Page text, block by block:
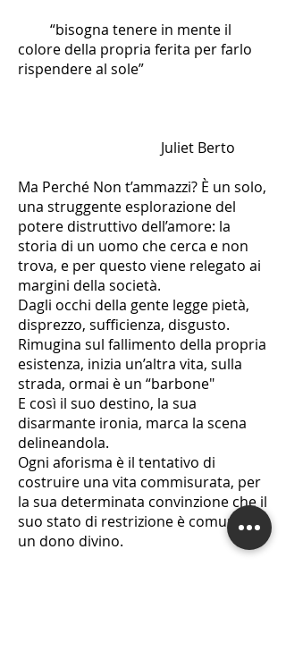
“bisogna tenere in mente il
colore della propria ferita per farlo
rispendere al sole”
Juliet Berto
Ma Perché Non t’ammazzi? È un solo,
una struggente esplorazione del
potere distruttivo dell’amore: la
storia di un uomo che cerca e non
trova, e per questo viene relegato ai
margini della società.
Dagli occhi della gente legge pietà,
disprezzo, sufficienza, disgusto.
Rimugina sul fallimento della propria
esistenza, inizia un’altra vita, sulla
strada, ormai è un “barbone"
E così il suo destino, la sua
disarmante ironia, marca la scena
delineandola.
Ogni aforisma è il tentativo di
costruire una vita commisurata, per
la sua determinata convinzione che il
suo stato di restrizione è comunque
un dono divino.